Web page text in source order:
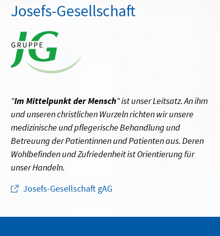
Josefs-Gesellschaft
"Im Mittelpunkt der Mensch" ist unser Leitsatz. An ihm
und unseren christlichen Wurzeln richten wir unsere
medizinische und pflegerische Behandlung und
Betreuung der Patientinnen und Patienten aus. Deren
Wohlbefinden und Zufriedenheit ist Orientierung für
unser Handeln.
Josefs-Gesellschaft gAG